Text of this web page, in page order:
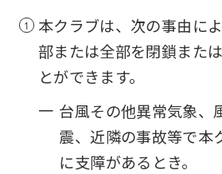
本クラブは、次の事由に
部または全部を閉鎖また
とができます。
一 台風その他異常気象、
震、近隣の事故等で本
に支障があるとき。